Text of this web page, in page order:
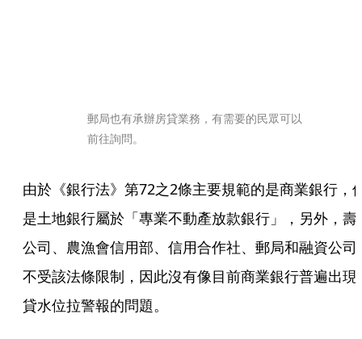
郵局也有承辦房貸業務，有需要的民眾可以
前往詢問。
由於《銀行法》第72之2條主要規範的是商業銀行，
是土地銀行屬於「專業不動產放款銀行」，另外，壽
公司、農漁會信用部、信用合作社、郵局和融資公司
不受該法條限制，因此沒有像目前商業銀行普遍出現
貸水位拉警報的問題。